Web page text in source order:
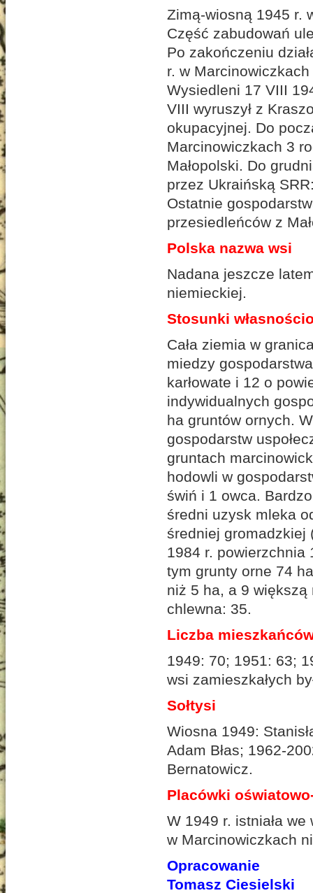
Zimą-wiosną 1945 r.
Część zabudowań
Po zakończeniu
r. w
Wysiedleni 17 VIII
VIII wyruszył z
okupacyjnej. Do
Marcinowiczkach 3
Małopolski. Do
przez Ukraińską
Ostatnie
przesiedleńców z
Polska nazwa wsi
Nadana jeszcze
niemieckiej.
Stosunki
Cała ziemia w
miedzy
karłowate i 12 o
indywidualnych
ha gruntów ornych.
gospodarstw
gruntach
hodowli w
świń i 1 owca.
średni uzysk mleka
średniej gromadzkiej
1984 r. powierzchnia
tym grunty orne 74
niż 5 ha, a 9 większą
chlewna: 35.
Liczba
1949: 70; 1951: 63;
wsi zamieszkałych
Sołtysi
Wiosna 1949:
Adam Błas; 1962-
Bernatowicz.
Placówki
W 1949 r. istniała
w Marcinowiczkach
Opracowanie
Tomasz Ciesielski